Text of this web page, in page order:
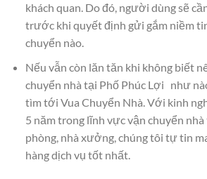
khách quan. Do đó, người dùng sẽ
trước khi quyết định gửi gắm niềm
chuyển nào.
Nếu vẫn còn lăn tăn khi không biết
chuyển nhà tại Phố Phúc Lợi như
tìm tới Vua Chuyển Nhà. Với kinh
5 năm trong lĩnh vực vận chuyển
phòng, nhà xưởng, chúng tôi tự tin
hàng dịch vụ tốt nhất.